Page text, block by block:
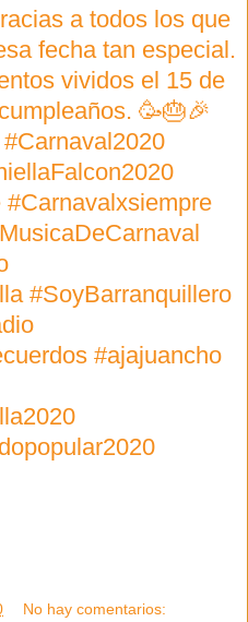
a todos los que
fecha tan especial.
vividos el 15 de
🥳🎂🎉
#SoyBarranquillero
#ajajuancho
No hay comentarios: